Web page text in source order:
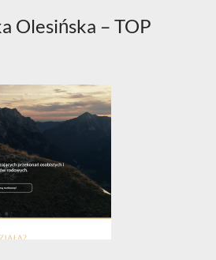
Olesińska – TOP